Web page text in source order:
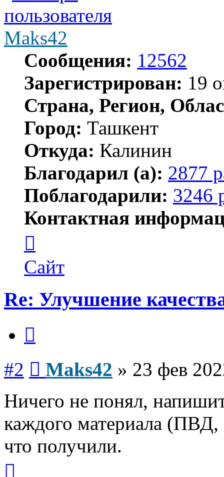
Maks42
Сообщения: 12562
Зарегистрирован: 19
Страна, Регион,
Город: Ташкент
Откуда: Калинин
Благодарил (а): 2877
Поблагодарили: 3246
Контактная
пользователя
Maks42
Сайт
Re: Улучшение
#2 Maks42 » 23 фев
Ничего не понял,
каждого материала
что получили.